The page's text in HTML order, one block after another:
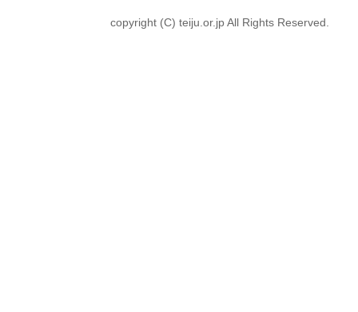
copyright (C) teiju.or.jp All Rights Reserved.